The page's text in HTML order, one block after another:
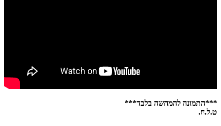
***התמונה להמחשה בלבד***
ט.ל.ח.